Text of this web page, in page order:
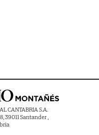
CANTABRIA S.A.
39011 Santander ,